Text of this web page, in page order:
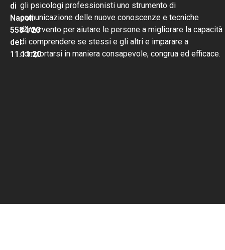
di
Napoli
5584/20
del
11.11.20
gli psicologi professionisti uno strumento di
comunicazione delle nuove conoscenze e tecniche
d’intervento per aiutare le persone a migliorare la capacità
di comprendere se stessi e gli altri e imparare a
comportarsi in maniera consapevole, congrua ed efficace.